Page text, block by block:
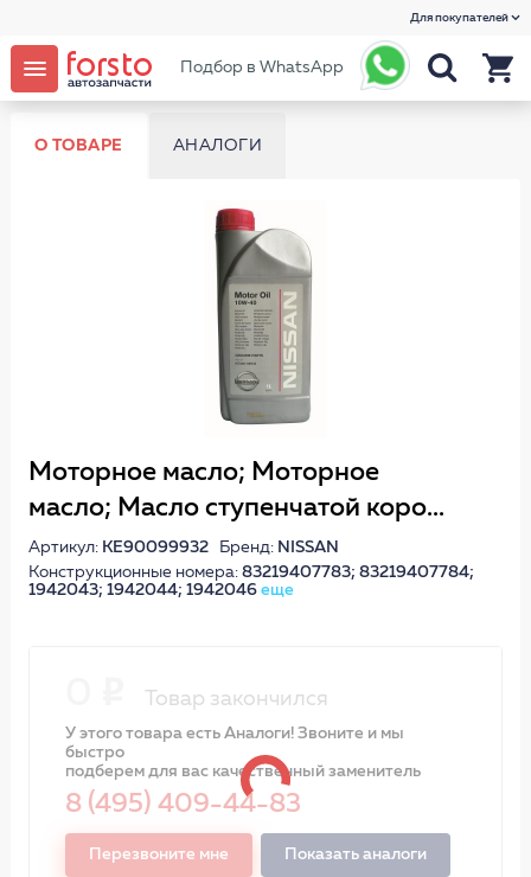
Для покупателей
Подбор в WhatsApp
О ТОВАРЕ АНАЛОГИ
Моторное масло; Моторное
масло; Масло ступенчатой коро...
Артикул: KE90099932Бренд: NISSAN
Конструкционные номера: 83219407783; 83219407784;
1942043; 1942044; 1942046 еще
Товар закончился
У этого товара есть Аналоги! Звоните и мы
быстро
подберем для вас качественный заменитель
8 (495) 409-44-83
Перезвоните мне Показать аналоги